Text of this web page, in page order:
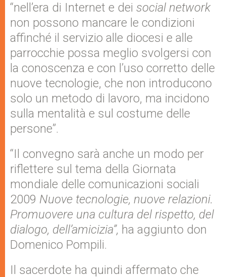
“nell’era di Internet e dei social network
non possono mancare le condizioni
affinché il servizio alle diocesi e alle
parrocchie possa meglio svolgersi con
la conoscenza e con l’uso corretto delle
nuove tecnologie, che non introducono
solo un metodo di lavoro, ma incidono
sulla mentalità e sul costume delle
persone”.
“Il convegno sarà anche un modo per
riflettere sul tema della Giornata
mondiale delle comunicazioni sociali
2009 Nuove tecnologie, nuove relazioni.
Promuovere una cultura del rispetto, del
dialogo, dell’amicizia”, ha aggiunto don
Domenico Pompili.
Il sacerdote ha quindi affermato che